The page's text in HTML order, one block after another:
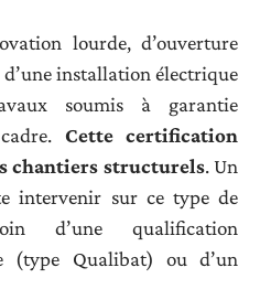
lourde, d’ouverture
installation électrique
soumis à garantie
Cette certification
chantiers structurels. Un
intervenir sur ce type de
d’une qualification
(type Qualibat) ou d’un